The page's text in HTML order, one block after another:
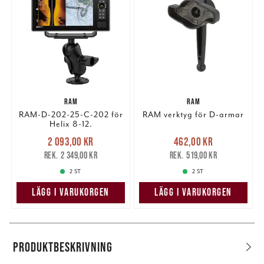
RAM
RAM-D-202-25-C-202 för
Helix 8-12.
Nuvarande pris
2 093,00 krTidigare pris
2 349,00 kr
2 093,00 kr
2 349,00 kr
2 ST
LÄGG I VARUKORGEN
RAM
RAM verktyg för D-armar
Nuvarande pris
462,00 krTidigare pris
519,00 kr
462,00 kr
519,00 kr
2 ST
LÄGG I VARUKORGEN
PRODUKTBESKRIVNING